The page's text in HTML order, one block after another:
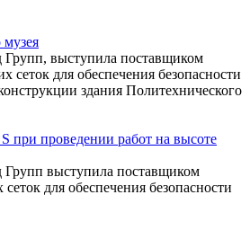
выступила поставщиком
для обеспечения безопасности
здания Политехнического
при проведении работ на высоте
выступила поставщиком
для обеспечения безопасности